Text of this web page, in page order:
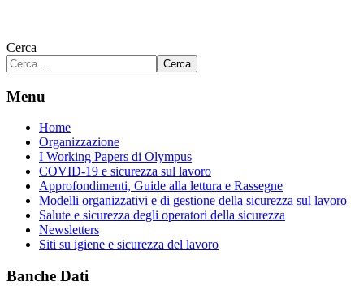
Cerca
Cerca
Menu
Home
Organizzazione
I Working Papers di Olympus
COVID-19 e sicurezza sul lavoro
Approfondimenti, Guide alla lettura e Rassegne
Modelli organizzativi e di gestione della sicurezza sul lavoro
Salute e sicurezza degli operatori della sicurezza
Newsletters
Siti su igiene e sicurezza del lavoro
Banche Dati